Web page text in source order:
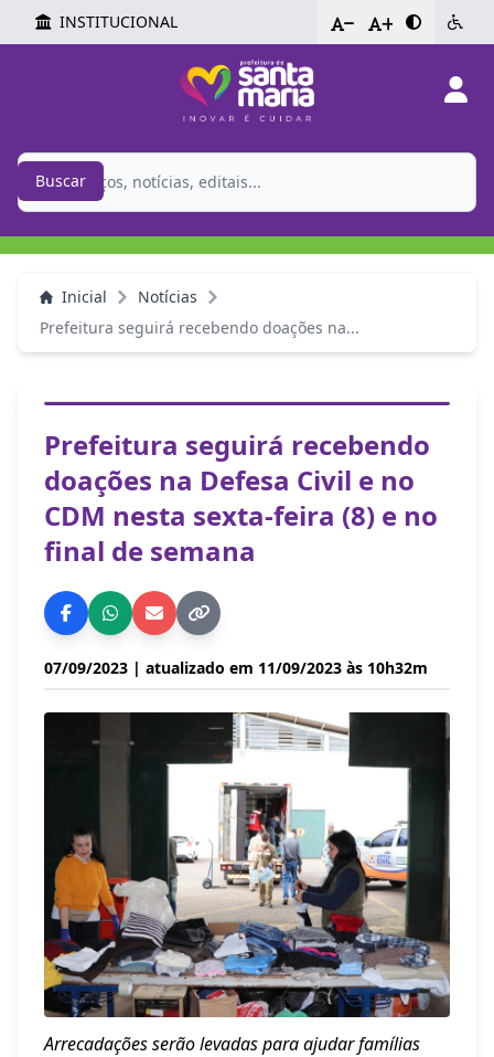
INSTITUCIONAL - +
Buscar
Inicial
Notícias
Prefeitura seguirá recebendo doações na...
Prefeitura seguirá recebendo
doações na Defesa Civil e no
CDM nesta sexta-feira (8) e no
final de semana
07/09/2023 | atualizado em 11/09/2023 às 10h32m
Arrecadações serão levadas para ajudar famílias